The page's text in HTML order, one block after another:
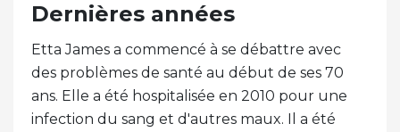
Dernières années
Etta James a commencé à se débattre avec
des problèmes de santé au début de ses 70
ans. Elle a été hospitalisée en 2010 pour une
infection du sang et d'autres maux. Il a été